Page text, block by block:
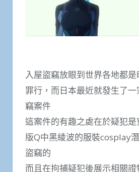
入屋盜竊放眼到世界各地都
罪行，而日本最近就發生了
竊案件
這案件的有趣之處在於疑犯是
版Q中黑綾波的服裝cosplay
盜竊的
而且在拘捕疑犯後展示相關